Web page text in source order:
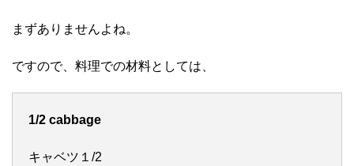
まずありませんよね。
ですので、料理での材料としては、
1/2 cabbage
キャベツ１/2